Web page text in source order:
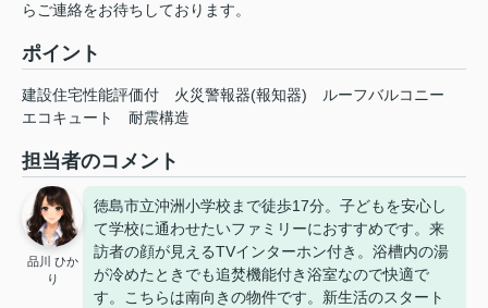
らご連絡をお待ちしております。
ポイント
建設住宅性能評価付 火災警報器(報知器)
ルーフバルコニー
エコキュート
耐震構造
担当者のコメント
品川 ひか
り
徳島市立沖洲小学校まで徒歩17分。子どもを安心し
て学校に通わせたいファミリーにおすすめです。来
訪者の顔が見えるTVインターホン付き。浴槽内の湯
が冷めたときでも追焚機能付き浴室なので快適で
す。こちらは南向きの物件です。新生活のスタート